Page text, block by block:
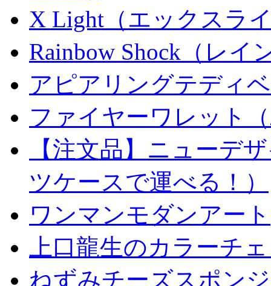
X Light（エックスラ
Rainbow Shock（レイ
アピアリングテディ
ファイヤーワレット
【注文品】ニューデ
ツケースで運べる！）
ワンマンモダンアート
上口龍生のカラーチ
ねずみチーズスポンジ